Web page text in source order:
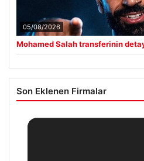
05/08/2026
Mohamed Salah transferinin
Son Eklenen Firmalar